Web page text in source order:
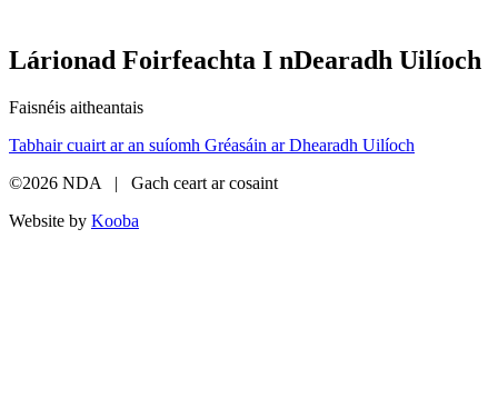
Lárionad Foirfeachta I nDearadh Uilíoch
Faisnéis aitheantais
Tabhair cuairt ar an suíomh Gréasáin ar Dhearadh Uilíoch
©2026 NDA | Gach ceart ar cosaint
Website by Kooba